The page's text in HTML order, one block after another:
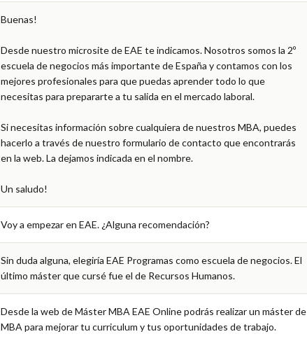
Buenas!
Desde nuestro microsite de EAE te indicamos. Nosotros somos la 2º
escuela de negocios más importante de España y contamos con los
mejores profesionales para que puedas aprender todo lo que
necesitas para prepararte a tu salida en el mercado laboral.
Si necesitas información sobre cualquiera de nuestros MBA, puedes
hacerlo a través de nuestro formulario de contacto que encontrarás
en la web. La dejamos indicada en el nombre.
Un saludo!
Voy a empezar en EAE. ¿Alguna recomendación?
Sin duda alguna, elegiría EAE Programas como escuela de negocios. El
último máster que cursé fue el de Recursos Humanos.
Desde la web de Máster MBA EAE Online podrás realizar un máster de
MBA para mejorar tu curriculum y tus oportunidades de trabajo.